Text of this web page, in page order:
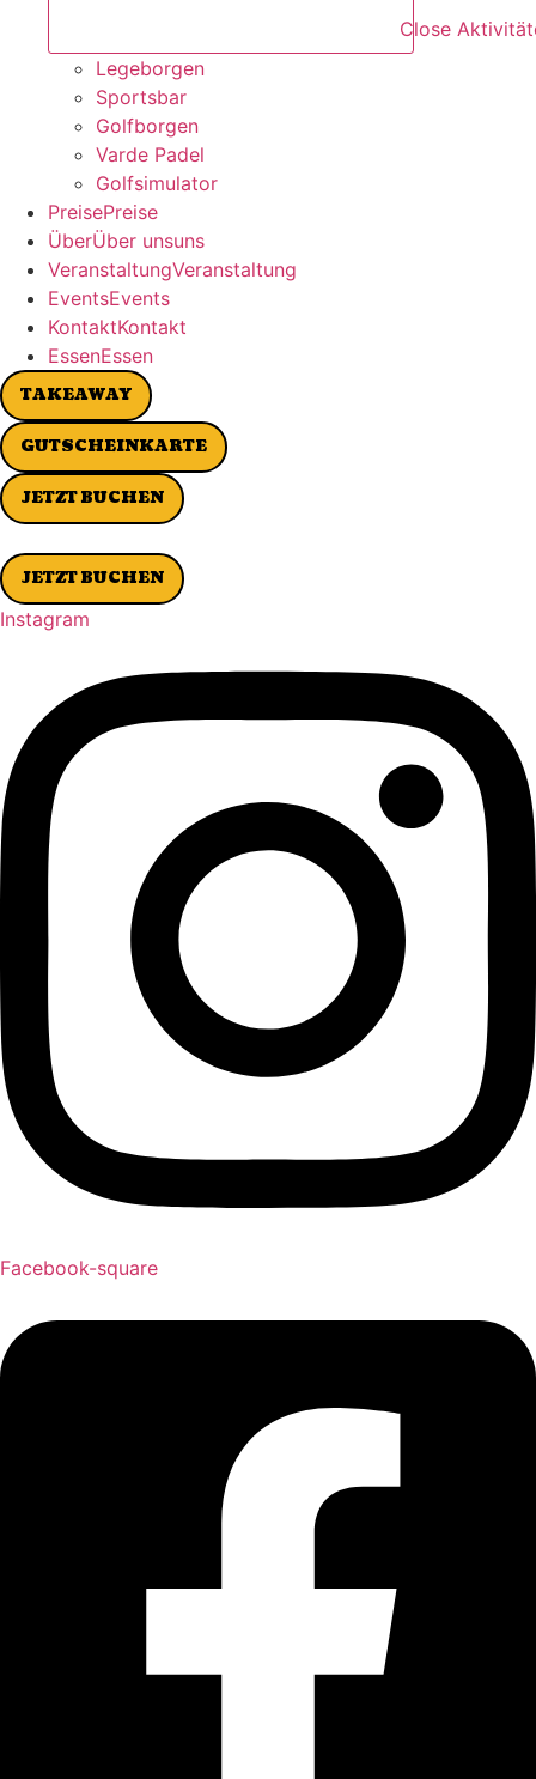
Close
Legeborgen
Sportsbar
Golfborgen
Varde Padel
Golfsimulator
PreisePreise
ÜberÜber unsuns
VeranstaltungVeranstaltung
EventsEvents
KontaktKontakt
EssenEssen
TAKEAWAY
GUTSCHEINKARTE
JETZT BUCHEN
JETZT BUCHEN
Instagram
Facebook-square